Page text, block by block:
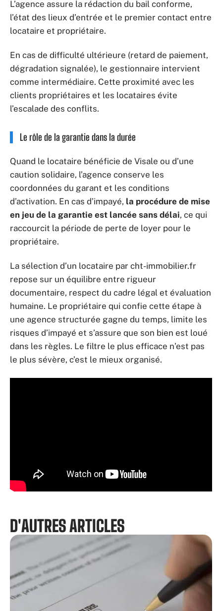
L’agence assure la rédaction du bail conforme,
l’état des lieux d’entrée et le premier contact entre
locataire et propriétaire.
En cas de difficulté ultérieure (retard de paiement,
dégradation signalée), le gestionnaire intervient
comme intermédiaire. Cette proximité avec les
clients propriétaires et les locataires évite
l’escalade des conflits.
Le rôle de la garantie dans la durée
Quand le locataire bénéficie de Visale ou d’une
caution solidaire, l’agence conserve les
coordonnées du garant et les conditions
d’activation. En cas d’impayé, la procédure de mise
en jeu de la garantie est lancée sans délai, ce qui
raccourcit la période de perte de loyer pour le
propriétaire.
La sélection d’un locataire par cht-immobilier.fr
repose sur un équilibre entre rigueur
documentaire, respect du cadre légal et évaluation
humaine. Le propriétaire qui confie cette étape à
une agence structurée gagne du temps, limite les
risques d’impayé et s’assure que son bien est loué
dans les règles. Le filtre le plus efficace n’est pas
le plus sévère, c’est le mieux organisé.
D'AUTRES ARTICLES